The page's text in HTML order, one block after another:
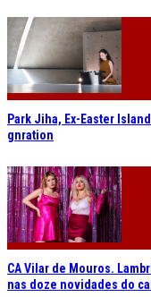
Park Jiha, Ex-Easter
gnration
CA Vilar de Mouros.
nas doze novidades do